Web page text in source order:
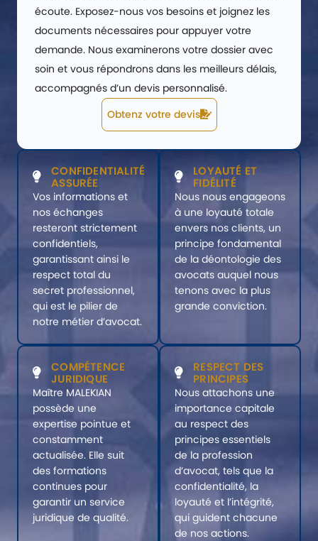
écoute. Exposez-nous vos besoins et joignez les
documents nécessaires pour appuyer votre
demande. Nous examinerons votre dossier avec
soin et vous répondrons dans les meilleurs délais,
accompagnés d’un devis personnalisé.
Obtenz votre devis
CONFIDENTIALITÉ
ASSURÉE
Vos informations et
nos échanges
resteront strictement
confidentiels,
garantissant ainsi le
respect total du
secret professionnel,
qui est le pilier de
notre métier d’avocat.
LOYAUTÉ ET
FIDÉLITÉ
Nous nous engageons
à une loyauté totale
envers nos clients, un
principe fondamental
de la déontologie des
avocats auquel nous
tenons avec la plus
grande conviction.
COMPÉTENCE
JURIDIQUE
Maître MALEKIAN
possède une
expertise pointue et
constamment
actualisée. Elle suit
des formations
continues pour
garantir un service
juridique de qualité.
RESPECT DES
PRINCIPES
Nous attachons une
importance capitale
au respect des
principes essentiels
de la profession
d’avocat, tels que la
confidentialité, la
loyauté et l’intégrité,
qui guident chacune
de nos actions.